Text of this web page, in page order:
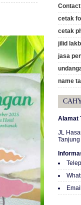
cetak
cetak
jilid
jasa
name
Alamat
JL